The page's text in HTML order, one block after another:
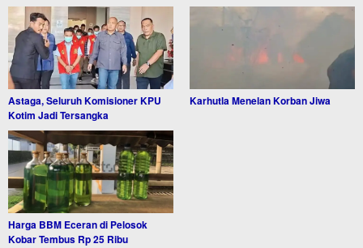
Astaga, Seluruh Komisioner KPU
Kotim Jadi Tersangka
Karhutla Menelan Korban Jiwa
Harga BBM Eceran di Pelosok
Kobar Tembus Rp 25 Ribu